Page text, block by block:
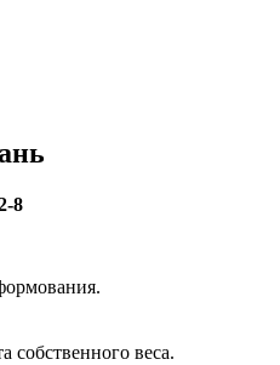
8
собственного веса.